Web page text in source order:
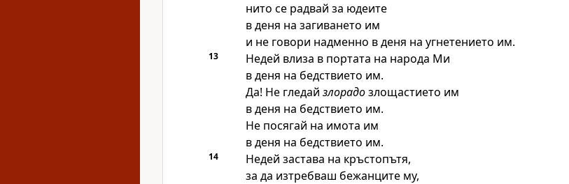
нито се радвай за юдеите
в деня на загиването им
и не говори надменно в деня на угнетението им.
13
Недей влиза в портата на народа Ми
в деня на бедствието им.
Да! Не гледай злорадозлощастието им
в деня на бедствието им.
Не посягай на имота им
в деня на бедствието им.
14
Недей застава на кръстопътя,
за да изтребваш бежанците му,